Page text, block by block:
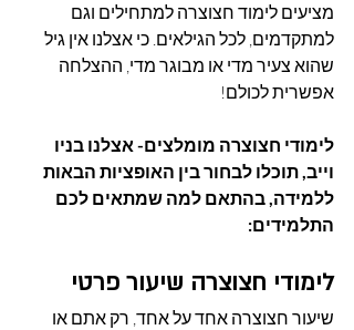
מציעים לימוד חצוצרה למתחילים וגם
למתקדמים, לכל הגילאים. כי אצלנו אין גיל
שהוא צעיר מדי או מבוגר מדי, ההצלחה
אפשרית לכולם!
לימודי חצוצרה מומלצים- אצלנו בניו
וייב, תוכלו לבחור בין האופציות הבאות
ללמידה, בהתאם למה שמתאים לכם
התלמידים:
לימודי חצוצרה שיעור פרטי
שיעור חצוצרה אחד על אחד, רק אתם או